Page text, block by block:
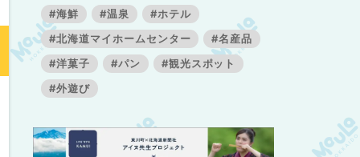
#海鮮
#温泉
#ホテル
#北海道マイホームセンター
#名産品
#洋菓子
#パン
#観光スポット
#外遊び